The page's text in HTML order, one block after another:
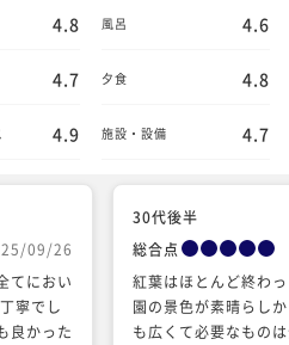
4.8 風呂 4.6
4.7 夕食 4.8
4.9 施設・設備 4.7
09/26
てにおい
寧でし
良かった
30代後半
総合点
紅葉はほとんど終わ
園の景色が素晴らし
も広くて必要なもの